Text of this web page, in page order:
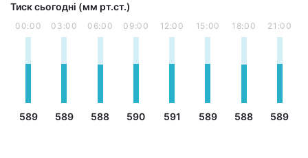
Тиск сьогодні (мм рт.ст.)
00:00
589
03:00
589
06:00
588
09:00
590
12:00
591
15:00
589
18:00
588
21:00
589